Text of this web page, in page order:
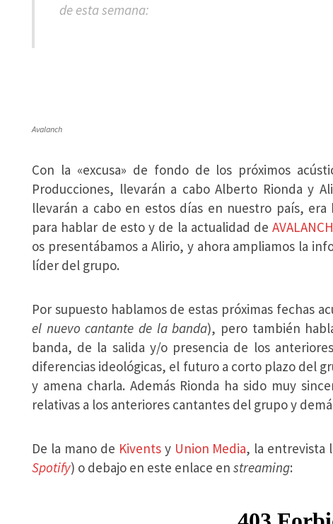
de esta semana:
Avalanch
Con la «excusa» de fondo de los próximos
Producciones, llevarán a cabo Alberto Rionda y
llevarán a cabo en estos días en nuestro país,
para hablar de esto y de la actualidad deAVALANCH
os presentábamos a Alirio, y ahora ampliamos la
líder del grupo.
Por supuesto hablamos de estas próximas fechas
el nuevo cantante de la banda), pero también
banda, de la salida y/o presencia de los
diferencias ideológicas, el futuro a corto plazo del
y amena charla. Además Rionda ha sido muy
relativas a los anteriores cantantes del grupo y
De la mano de Kiventsy Union Media, la entrevista
Spotify) o debajo en este enlace en streaming: